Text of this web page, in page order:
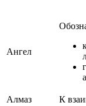
Ангел
Алмаз
К